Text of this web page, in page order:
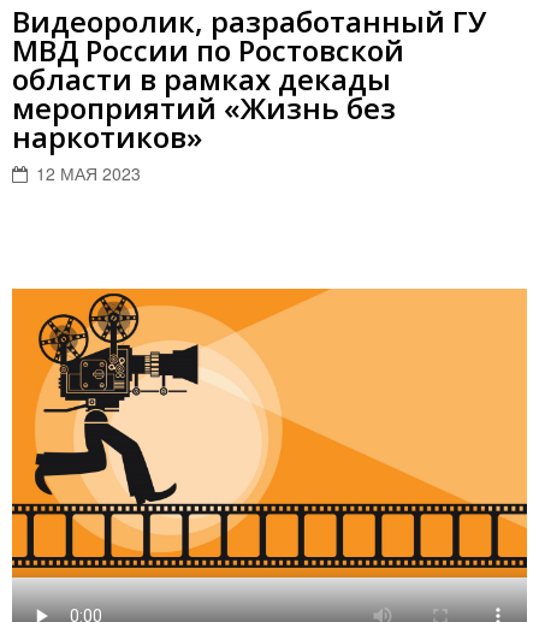
Видеоролик, разработанный ГУ
МВД России по Ростовской
области в рамках декады
мероприятий «Жизнь без
наркотиков»
12 МАЯ 2023